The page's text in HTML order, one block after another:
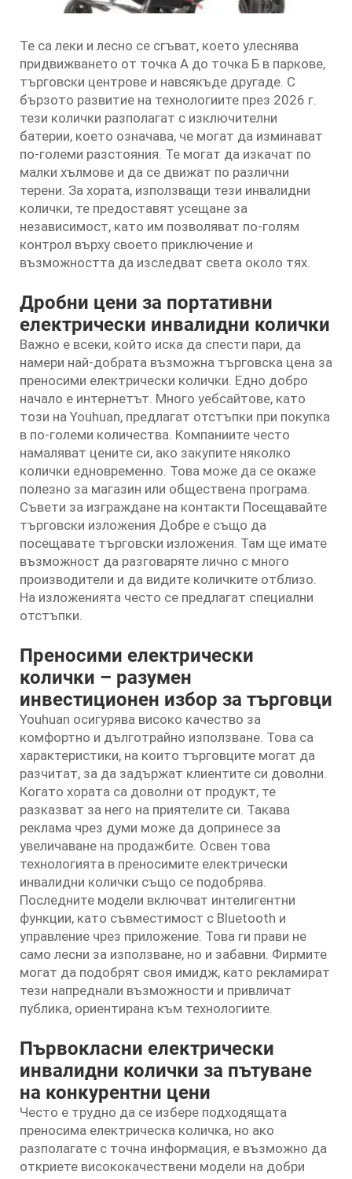
Те са леки и лесно се сгъват, което улеснява
придвижването от точка А до точка Б в паркове,
търговски центрове и навсякъде другаде. С
бързото развитие на технологиите през 2026 г.
тези колички разполагат с изключителни
батерии, което означава, че могат да изминават
по-големи разстояния. Те могат да изкачат по
малки хълмове и да се движат по различни
терени. За хората, използващи тези инвалидни
колички, те предоставят усещане за
независимост, като им позволяват по-голям
контрол върху своето приключение и
възможността да изследват света около тях.
Дробни цени за портативни
електрически инвалидни колички
Важно е всеки, който иска да спести пари, да
намери най-добрата възможна търговска цена за
преносими електрически колички. Едно добро
начало е интернетът. Много уебсайтове, като
този на Youhuan, предлагат отстъпки при покупка
в по-големи количества. Компаниите често
намаляват цените си, ако закупите няколко
колички едновременно. Това може да се окаже
полезно за магазин или обществена програма.
Съвети за изграждане на контакти Посещавайте
търговски изложения Добре е също да
посещавате търговски изложения. Там ще имате
възможност да разговаряте лично с много
производители и да видите количките отблизо.
На изложенията често се предлагат специални
отстъпки.
Преносими електрически
колички – разумен
инвестиционен избор за търговци
Youhuan осигурява високо качество за
комфортно и дълготрайно използване. Това са
характеристики, на които търговците могат да
разчитат, за да задържат клиентите си доволни.
Когато хората са доволни от продукт, те
разказват за него на приятелите си. Такава
реклама чрез думи може да допринесе за
увеличаване на продажбите. Освен това
технологията в преносимите електрически
инвалидни колички също се подобрява.
Последните модели включват интелигентни
функции, като съвместимост с Bluetooth и
управление чрез приложение. Това ги прави не
само лесни за използване, но и забавни. Фирмите
могат да подобрят своя имидж, като рекламират
тези напреднали възможности и привличат
публика, ориентирана към технологиите.
Първокласни електрически
инвалидни колички за пътуване
на конкурентни цени
Често е трудно да се избере подходящата
преносима електрическа количка, но ако
разполагате с точна информация, е възможно да
откриете висококачествени модели на добри